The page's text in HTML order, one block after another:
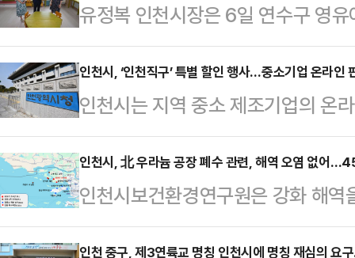
유정복 인천시장은 6일 연수구 영
대응 실태와 안전관리 상황을 집중
려했다.이번 현장점검은 면역력과
강 취약성을 고려해 폭염으로 인한
하기 위한 조치로 추진됐다.유 시장
관리 및 급식 안전, 온열환자 발생
황 등을 면밀히 확인하고 종사자들
대응 상황을 점…
인천시, ‘인천직구’ 특별 할인 행사…중소기업 온라인
인천시는 지역 중소 제조기업의 온
할인 행사를 개최한다고 6일 밝혔
역 경제에 활력을 불어넣기 위해
한 달간 행사가 진행되며 네이버에
‘인천직구’ 상설관에 입점한 다양
인천시, 北 우라늄 공장 폐수 관련, 해역 오염 없어
인천시보건환경연구원은 강화 해
별 정밀조사를 실시한 결과, 모든
인천 중구, 제3연륙교 명칭 인천시에 명칭 재심의 요